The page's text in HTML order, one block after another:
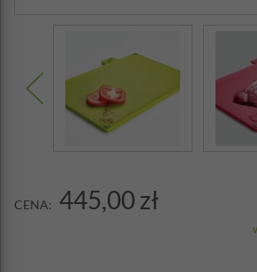
CENA: 445,00 zł